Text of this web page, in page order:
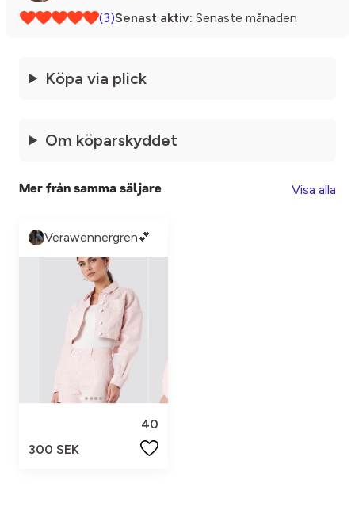
(3)Senast aktiv: Senaste månaden
Köpa via plick
Om köparskyddet
Mer från samma säljare Visa alla
Verawennergren💕
40
300 SEK